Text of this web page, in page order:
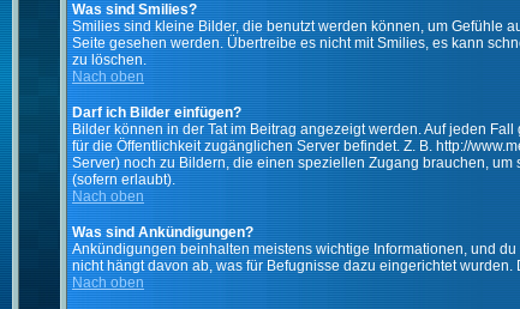
Was sind Smilies?
Smilies sind kleine Bilder, die benutzt werden können, um Gefühle
Seite gesehen werden. Übertreibe es nicht mit Smilies, es kann
zu löschen.
Nach oben
Darf ich Bilder einfügen?
Bilder können in der Tat im Beitrag angezeigt werden. Auf jeden
für die Öffentlichkeit zugänglichen Server befindet. Z. B. http://
Server) noch zu Bildern, die einen speziellen Zugang brauchen,
(sofern erlaubt).
Nach oben
Was sind Ankündigungen?
Ankündigungen beinhalten meistens wichtige Informationen, und
nicht hängt davon ab, was für Befugnisse dazu eingerichtet
Nach oben